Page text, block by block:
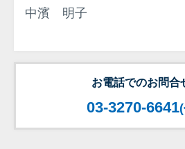
中濱 明子
お電話でのお問合
03-3270-6641